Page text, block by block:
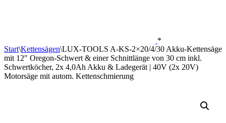
*
Start\Kettensägen\LUX-TOOLS A-KS-2×20/4/30 Akku-Kettensäge
mit 12″ Oregon-Schwert & einer Schnittlänge von 30 cm inkl.
Schwertköcher, 2x 4,0Ah Akku & Ladegerät | 40V (2x 20V)
Motorsäge mit autom. Kettenschmierung